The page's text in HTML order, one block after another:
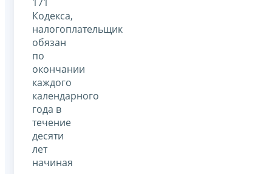
Кодекса,
налогоплательщик
обязан
по
окончании
каждого
календарного
года в
течение
десяти
лет
начиная